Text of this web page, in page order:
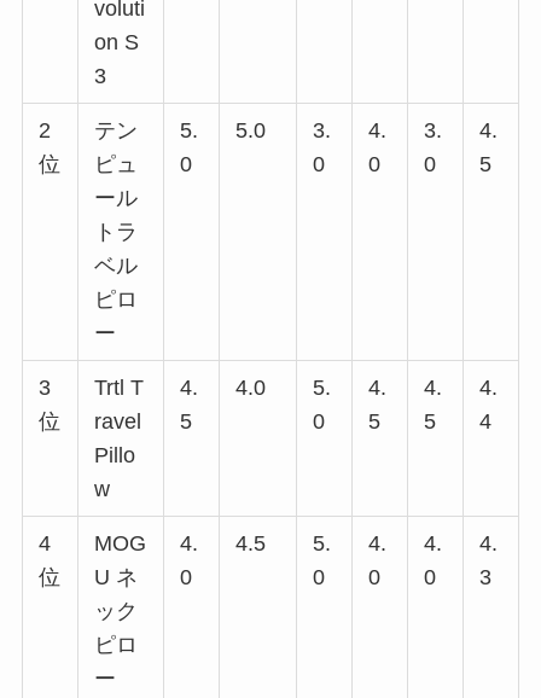
voluti
on S
3
2
位
テン
ピュ
ール
トラ
ベル
ピロ
ー
5.
0
5.0
3.
0
4.
0
3.
0
4.
5
3
位
Trtl T
ravel
Pillo
w
4.
5
4.0
5.
0
4.
5
4.
5
4.
4
4
位
MOG
U ネ
ック
ピロ
ー
4.
0
4.5
5.
0
4.
0
4.
0
4.
3